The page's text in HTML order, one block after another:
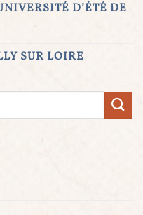
D’ÉTÉ DE
SUR LOIRE